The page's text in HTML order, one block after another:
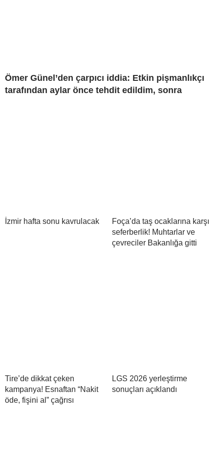
Ömer Günel’den çarpıcı iddia: Etkin pişmanlıkçı
tarafından aylar önce tehdit edildim, sonra
İzmir hafta sonu kavrulacak
Foça’da taş ocaklarına karşı
seferberlik! Muhtarlar ve
çevreciler Bakanlığa gitti
Tire’de dikkat çeken
kampanya! Esnaftan “Nakit
öde, fişini al” çağrısı
LGS 2026 yerleştirme
sonuçları açıklandı